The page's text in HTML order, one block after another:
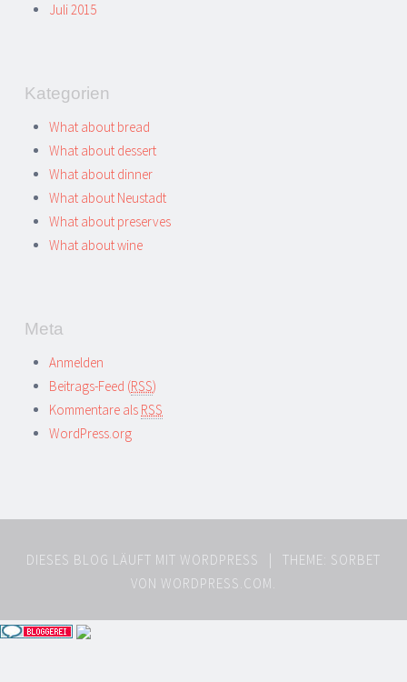
Juli 2015
Kategorien
What about bread
What about dessert
What about dinner
What about Neustadt
What about preserves
What about wine
Meta
Anmelden
Beitrags-Feed (RSS)
Kommentare als RSS
WordPress.org
DIESES BLOG LÄUFT MIT WORDPRESS
THEME: SORBET
VON WORDPRESS.COM.